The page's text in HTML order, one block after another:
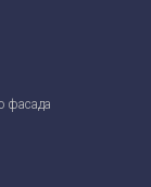
фасада